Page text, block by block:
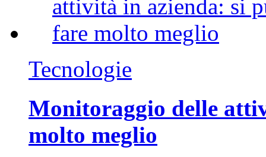
Tecnologie
Monitoraggio delle
molto meglio